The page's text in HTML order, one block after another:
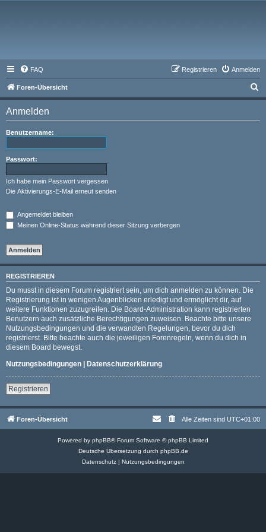
FAQ Anmelden
Registrieren
Foren-Übersicht
u
Anmelden
Benutzername:
Passwort:
Ich habe mein Passwort vergessen
Die Aktivierungs-E-Mail erneut senden
Angemeldet bleiben
Meinen Online-Status während dieser Sitzung verbergen
REGISTRIEREN
Du musst in diesem Forum registriert sein, um dich anmelden zu können. Die
Registrierung ist in wenigen Augenblicken erledigt und ermöglicht dir, auf
weitere Funktionen zuzugreifen. Die Board-Administration kann registrierten
Benutzern auch zusätzliche Berechtigungen zuweisen. Beachte bitte unsere
Nutzungsbedingungen und die verwandten Regelungen, bevor du dich
registrierst. Bitte beachte auch die jeweiligen Forenregeln, wenn du dich in
diesem Board bewegst.
Nutzungsbedingungen | Datenschutzerklärung
Registrieren
Foren-Übersicht Alle Zeiten sind UTC+01:00
Powered by phpBB® Forum Software © phpBB Limited
Deutsche Übersetzung durch phpBB.de
Datenschutz| Nutzungsbedingungen